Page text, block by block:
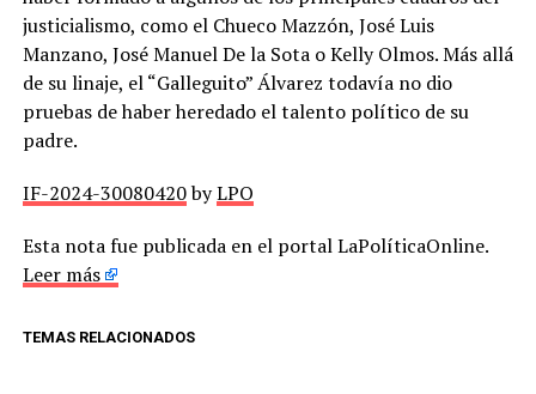
justicialismo, como el Chueco Mazzón, José Luis
Manzano, José Manuel De la Sota o Kelly Olmos. Más allá
de su linaje, el “Galleguito” Álvarez todavía no dio
pruebas de haber heredado el talento político de su
padre.
IF-2024-30080420byLPO
Esta nota fue publicada en el portal LaPolíticaOnline.
Leer más
TEMAS RELACIONADOS